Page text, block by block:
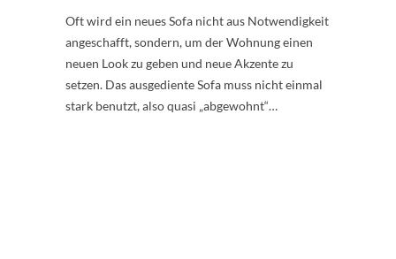
Oft wird ein neues Sofa nicht aus Notwendigkeit
angeschafft, sondern, um der Wohnung einen
neuen Look zu geben und neue Akzente zu
setzen. Das ausgediente Sofa muss nicht einmal
stark benutzt, also quasi „abgewohnt“…